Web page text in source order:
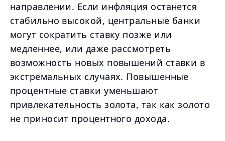
направлении. Если инфляция останется
стабильно высокой, центральные банки
могут сократить ставку позже или
медленнее, или даже рассмотреть
возможность новых повышений ставки в
экстремальных случаях. Повышенные
процентные ставки уменьшают
привлекательность золота, так как золото
не приносит процентного дохода.